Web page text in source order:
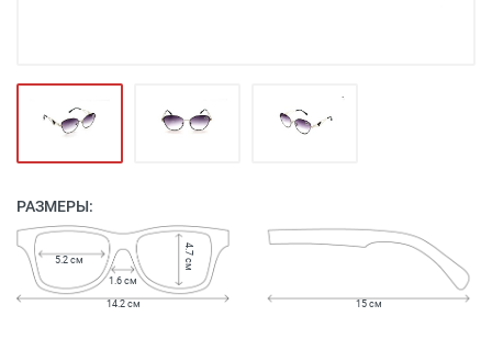
РАЗМЕРЫ:
1.6 см
5.2 см 4.7 см
14.2 см 15 см